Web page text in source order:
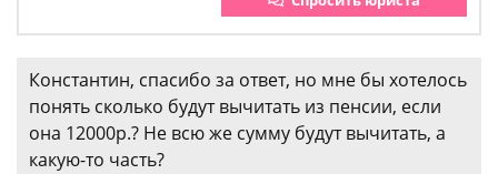
Константин, спасибо за ответ, но мне бы хотелось
понять сколько будут вычитать из пенсии, если
она 12000р.? Не всю же сумму будут вычитать, а
какую-то часть?